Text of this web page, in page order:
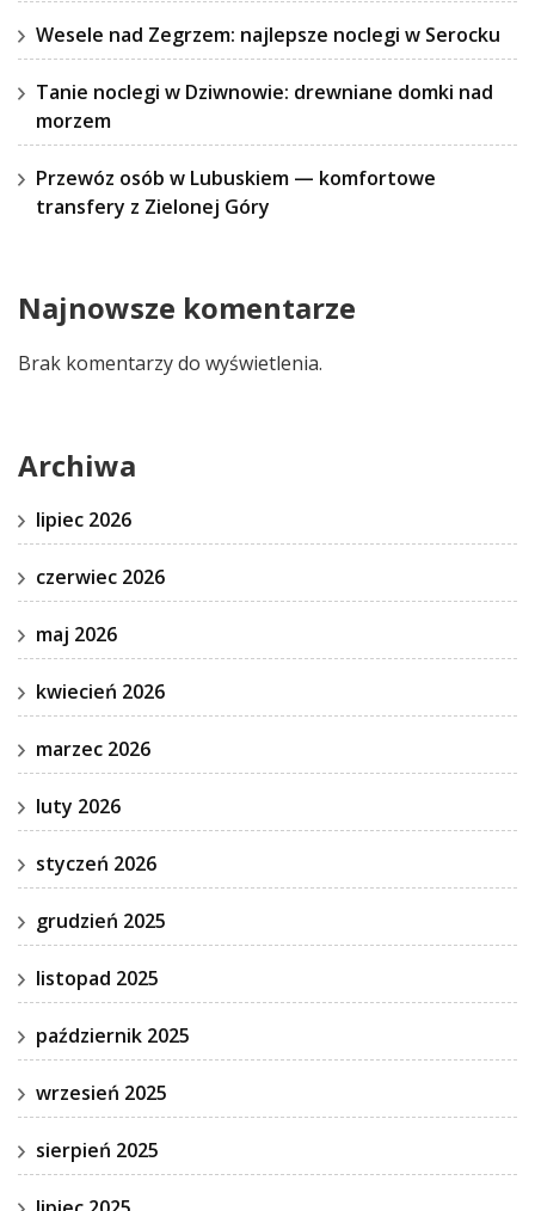
Wesele nad Zegrzem: najlepsze noclegi w Serocku
Tanie noclegi w Dziwnowie: drewniane domki nad
morzem
Przewóz osób w Lubuskiem — komfortowe
transfery z Zielonej Góry
Najnowsze komentarze
Brak komentarzy do wyświetlenia.
Archiwa
lipiec 2026
czerwiec 2026
maj 2026
kwiecień 2026
marzec 2026
luty 2026
styczeń 2026
grudzień 2025
listopad 2025
październik 2025
wrzesień 2025
sierpień 2025